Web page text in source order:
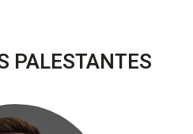
PALESTANTES